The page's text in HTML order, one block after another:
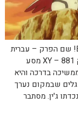
שם הפרק – English Lights! Camera! Pika! שם הפרק – עברית
אורות! מצלמה! פיקה! שם עונה ומספר פרק XY – 881 מסע
ממשיכה בדרכה והיא
שבמקום נערך
ג'ין. מסתבר